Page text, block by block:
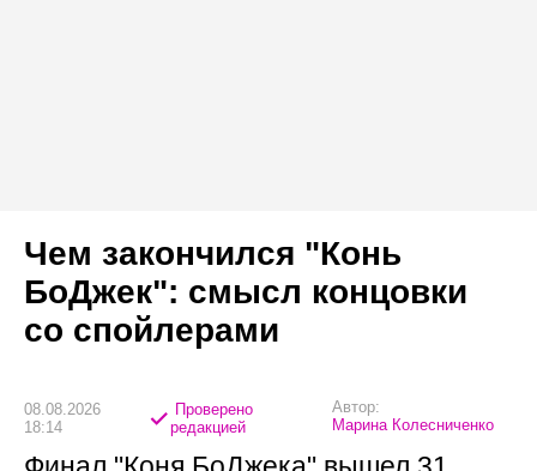
Чем закончился "Конь
БоДжек": смысл концовки
со спойлерами
08.08.2026
18:14
Проверено
редакцией
Автор:
Марина Колесниченко